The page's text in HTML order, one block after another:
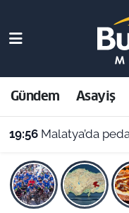
Gündem Asayiş
19:56 Malatya’da pedal sesleri:
Asayiş
Ekonomi
Dünya
Bölge
Malatya
Malatya Hava
Malatya Namaz
Malatya Trafik
Süper Lig